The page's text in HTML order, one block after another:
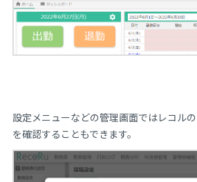
設定メニューなどの管理画面ではレコル
を確認することもできます。